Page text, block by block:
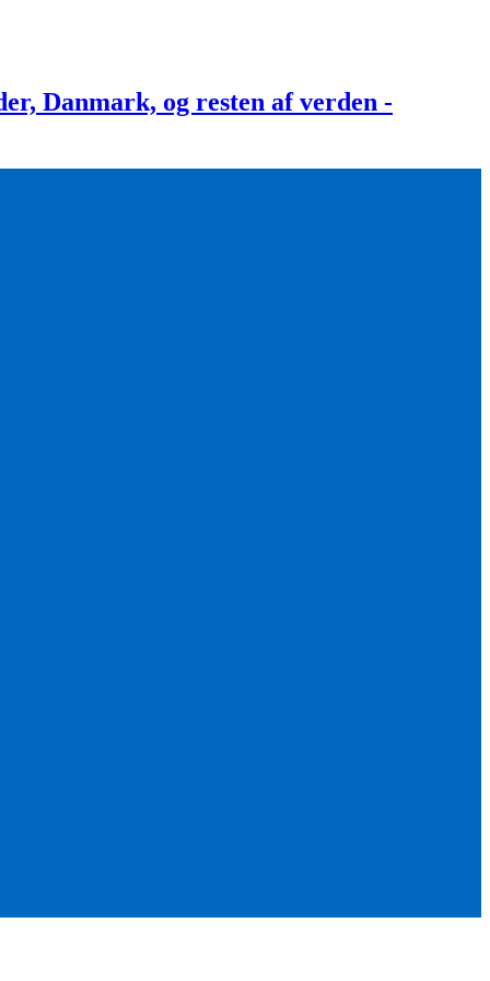
Danmark, og resten af verden -